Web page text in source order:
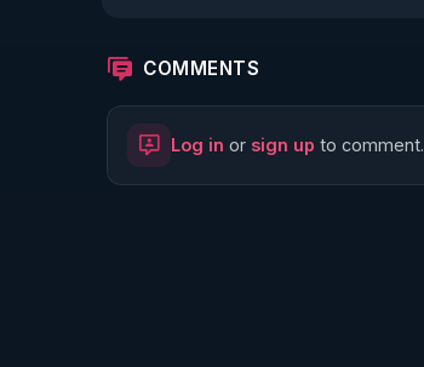
🌱 LE MAGAZINE RÉGÉNÈRE
http://rgnr.li/ymag
COMMENTS
Log in or sign up to comment.